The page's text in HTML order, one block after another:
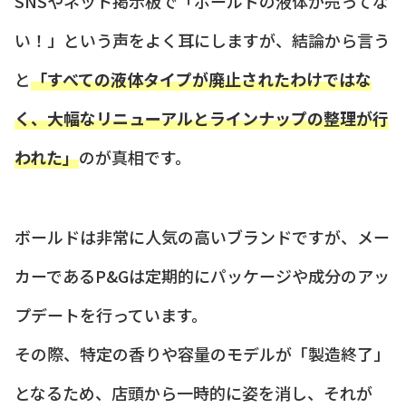
い！」という声をよく耳にしますが、結論から言う
と「すべての液体タイプが廃止されたわけではな
く、大幅なリニューアルとラインナップの整理が行
われた」のが真相です。
ボールドは非常に人気の高いブランドですが、メー
カーであるP&Gは定期的にパッケージや成分のアッ
プデートを行っています。
その際、特定の香りや容量のモデルが「製造終了」
となるため、店頭から一時的に姿を消し、それが